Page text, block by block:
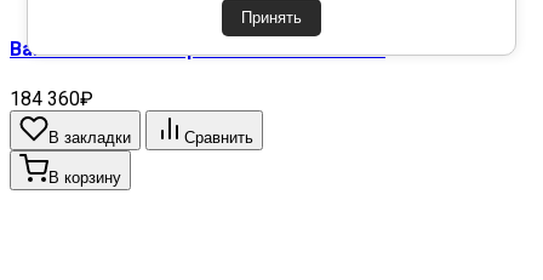
Ванна 'Miami silk' пристенная 1700х855..
184 360₽
В закладки Сравнить
В корзину
Принять